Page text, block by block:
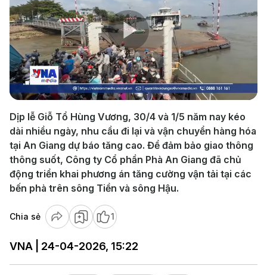
Play
Video
Dịp lễ Giỗ Tổ Hùng Vương, 30/4 và 1/5 năm nay kéo
dài nhiều ngày, nhu cầu đi lại và vận chuyển hàng hóa
tại An Giang dự báo tăng cao. Để đảm bảo giao thông
thông suốt, Công ty Cổ phần Phà An Giang đã chủ
động triển khai phương án tăng cường vận tải tại các
bến phà trên sông Tiền và sông Hậu.
Chia sẻ 1
VNA | 24-04-2026, 15:22